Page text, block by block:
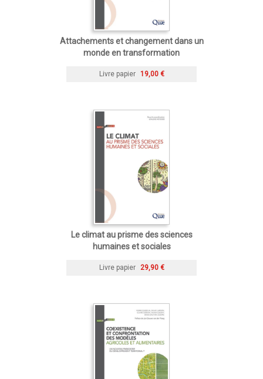
Attachements et changement dans un
monde en transformation
Livre papier 19,00 €
Le climat au prisme des sciences
humaines et sociales
Livre papier 29,90 €